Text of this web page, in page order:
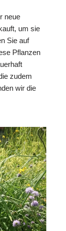
neue
um sie
Sie auf
Pflanzen
zudem
wir die